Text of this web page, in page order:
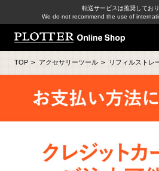
転送サービスは推奨してお
We do not recommend the use of
TOP > アクセサリーツール > リフィルストレ